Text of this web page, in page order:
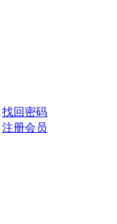
找回密码
注册会员